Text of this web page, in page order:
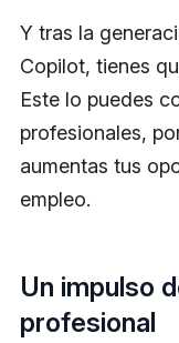
Y tras la
Copilot, tienes
Este lo puedes
profesionales,
aumentas tus
empleo.
Un impulso
profesional